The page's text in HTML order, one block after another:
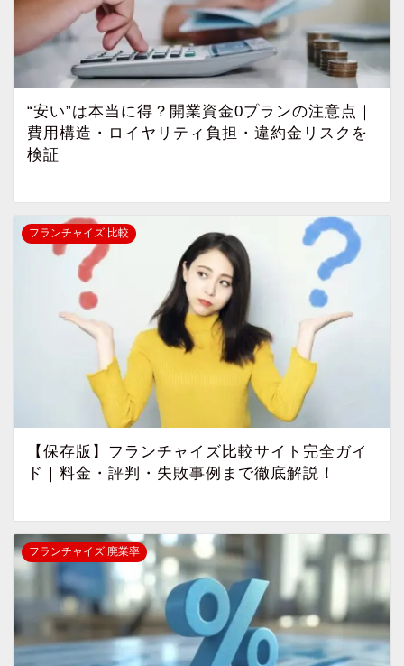
“安い”は本当に得？開業資金0プランの注意点｜
費用構造・ロイヤリティ負担・違約金リスクを
検証
フランチャイズ 比較
【保存版】フランチャイズ比較サイト完全ガイ
ド｜料金・評判・失敗事例まで徹底解説！
フランチャイズ 廃業率